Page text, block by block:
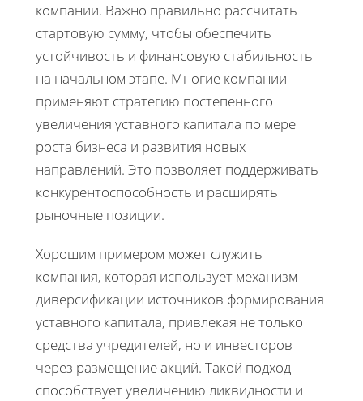
компании. Важно правильно рассчитать
стартовую сумму, чтобы обеспечить
устойчивость и финансовую стабильность
на начальном этапе. Многие компании
применяют стратегию постепенного
увеличения уставного капитала по мере
роста бизнеса и развития новых
направлений. Это позволяет поддерживать
конкурентоспособность и расширять
рыночные позиции.
Хорошим примером может служить
компания, которая использует механизм
диверсификации источников формирования
уставного капитала, привлекая не только
средства учредителей, но и инвесторов
через размещение акций. Такой подход
способствует увеличению ликвидности и